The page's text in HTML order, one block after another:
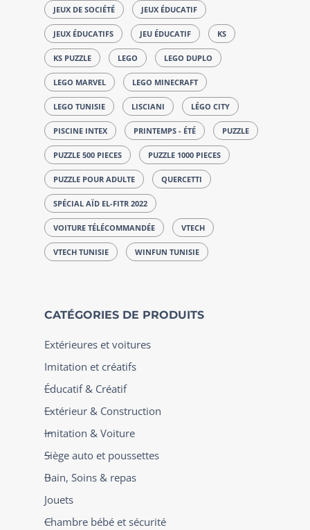
JEUX DE SOCIÉTÉ JEUX ÉDUCATIF
JEUX ÉDUCATIFS JEU ÉDUCATIF KS
KS PUZZLE LEGO LEGO DUPLO
LEGO MARVEL LEGO MINECRAFT
LEGO TUNISIE LISCIANI LÉGO CITY
PISCINE INTEX PRINTEMPS - ÉTÉ PUZZLE
PUZZLE 500 PIECES PUZZLE 1000 PIECES
PUZZLE POUR ADULTE QUERCETTI
SPÉCIAL AÏD EL-FITR 2022
VOITURE TÉLÉCOMMANDÉE VTECH
VTECH TUNISIE WINFUN TUNISIE
CATÉGORIES DE PRODUITS
Extérieures et voitures
Imitation et créatifs
Éducatif & Créatif
Extérieur & Construction
Imitation & Voiture
Siège auto et poussettes
Bain, Soins & repas
Jouets
Chambre bébé et sécurité